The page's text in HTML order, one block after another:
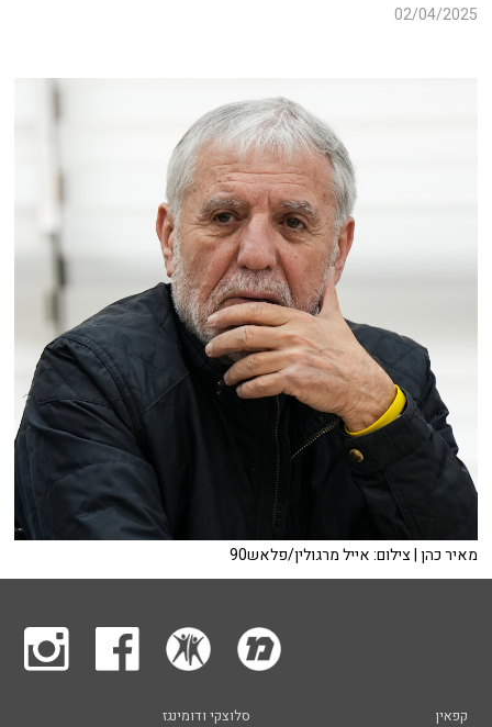
02/04/2025
מאיר כהן | צילום: אייל מרגולין/פלאש90
קפאין
סלוצקי ודומינגז